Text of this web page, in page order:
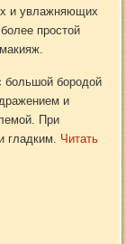
и увлажняющих
простой
большой бородой
и
При
гладким. Читать